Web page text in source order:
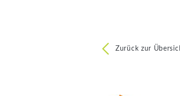
Zurück zur